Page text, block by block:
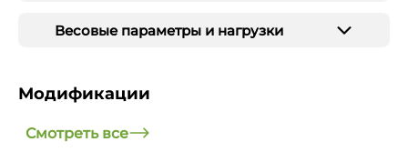
Весовые параметры и нагрузки
Модификации
Смотреть все